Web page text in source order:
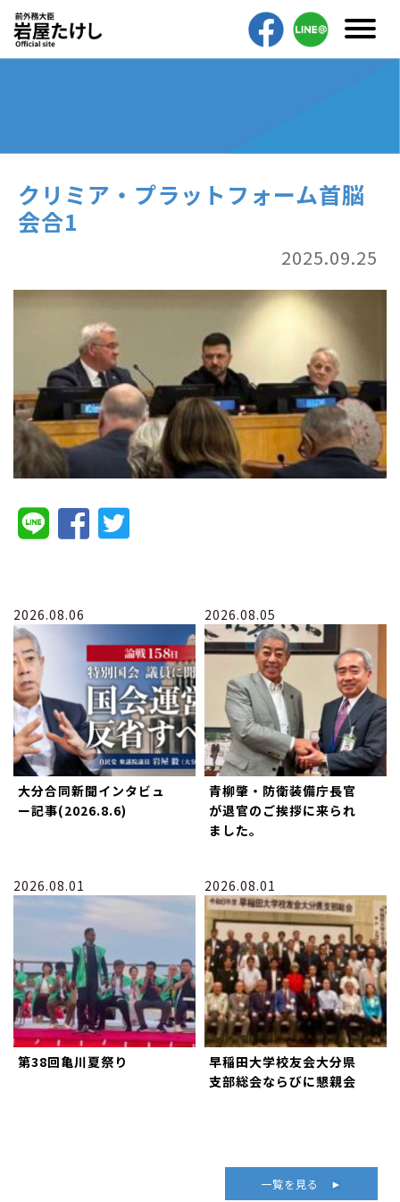
クリミア・プラットフォーム首脳
会合1
2025.09.25
2026.08.06
大分合同新聞インタビュ
ー記事(2026.8.6)
2026.08.05
青柳肇・防衛装備庁長官
が退官のご挨拶に来られ
ました。
2026.08.01
第38回亀川夏祭り
2026.08.01
早稲田大学校友会大分県
支部総会ならびに懇親会
一覧を見る